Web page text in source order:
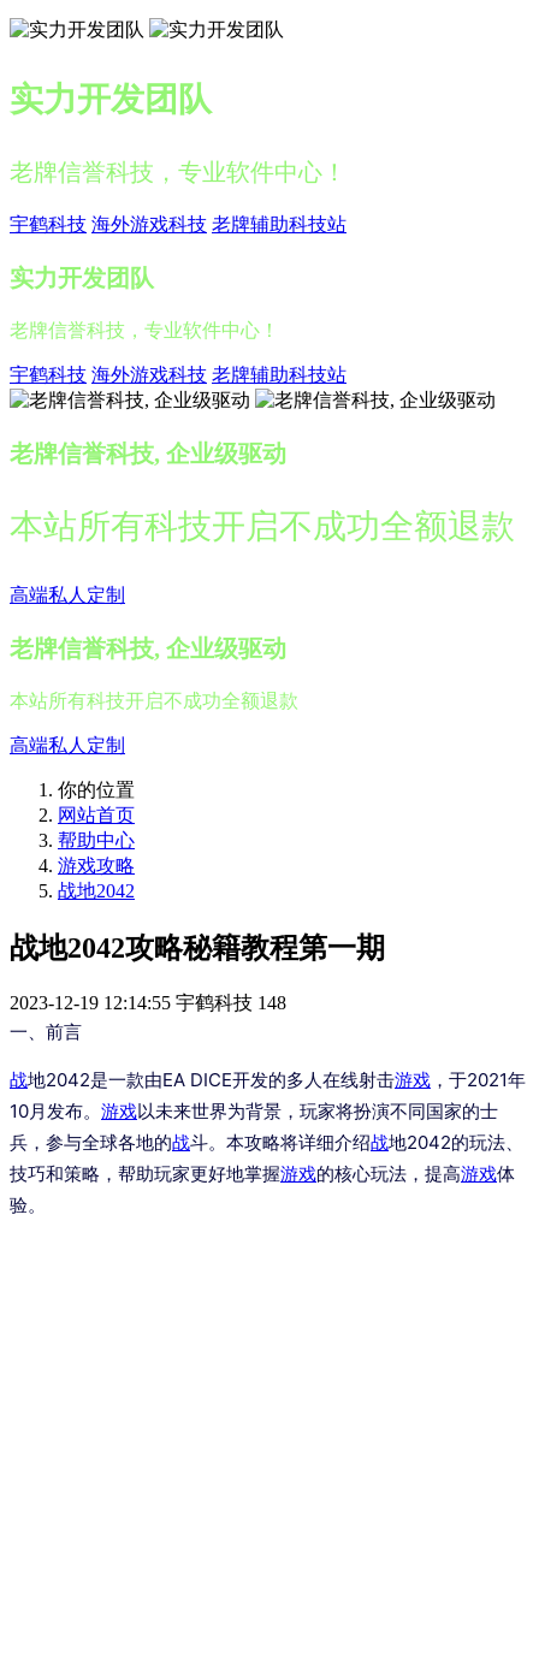
实力开发团队
老牌信誉科技，专业软件中心！
宇鹤科技 海外游戏科技 老牌辅助科技站
实力开发团队
老牌信誉科技，专业软件中心！
宇鹤科技 海外游戏科技 老牌辅助科技站
老牌信誉科技, 企业级驱动
本站所有科技开启不成功全额退款
高端私人定制
老牌信誉科技, 企业级驱动
本站所有科技开启不成功全额退款
高端私人定制
你的位置
网站首页
帮助中心
游戏攻略
战地2042
战地2042攻略秘籍教程第一期
2023-12-19 12:14:55 宇鹤科技 148
一、前言
战地2042是一款由EA DICE开发的多人在线射击游戏 ，于2021年
10月发布。 游戏以未来世界为背景，玩家将扮演不同国家的士
兵，参与全球各地的战斗。本攻略将详细介绍战地2042的玩法、
技巧和策略，帮助玩家更好地掌握游戏的核心玩法，提高游戏体
验。